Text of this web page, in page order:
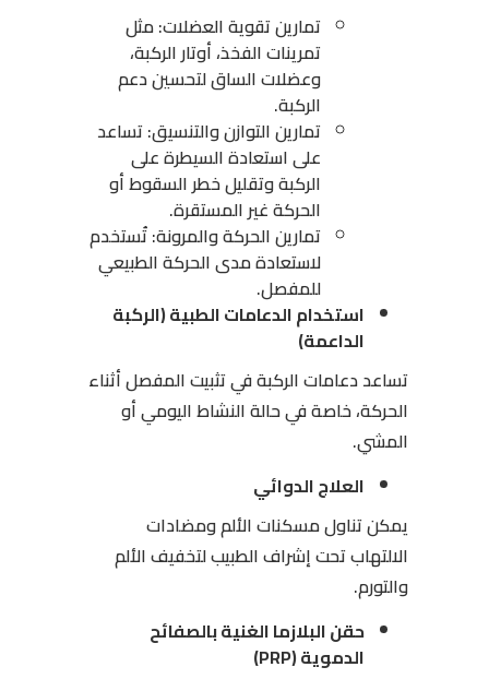
تمارين تقوية العضلات: مثل
تمرينات الفخذ، أوتار الركبة،
وعضلات الساق لتحسين دعم
الركبة.
تمارين التوازن والتنسيق: تساعد
على استعادة السيطرة على
الركبة وتقليل خطر السقوط أو
الحركة غير المستقرة.
تمارين الحركة والمرونة: تُستخدم
لاستعادة مدى الحركة الطبيعي
للمفصل.
استخدام الدعامات الطبية (الركبة
الداعمة)
تساعد دعامات الركبة في تثبيت المفصل أثناء
الحركة، خاصة في حالة النشاط اليومي أو
المشي.
العلاج الدوائي
يمكن تناول مسكنات الألم ومضادات
الالتهاب تحت إشراف الطبيب لتخفيف الألم
والتورم.
حقن البلازما الغنية بالصفائح
الدموية (PRP)